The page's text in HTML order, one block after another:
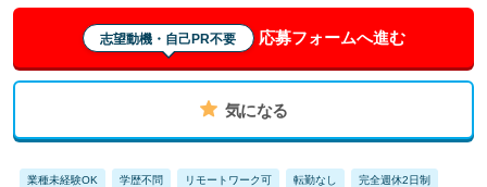
志望動機・自己PR不要 応募フォームへ進む
気になる
業種未経験OK 学歴不問 リモートワーク可 転勤なし 完全週休2日制